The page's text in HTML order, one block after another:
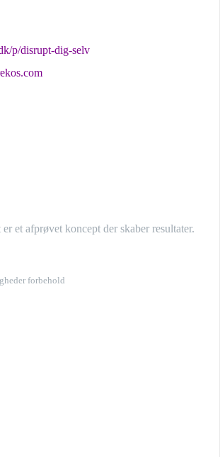
p/disrupt-dig-selv
et afprøvet koncept der skaber resultater.
forbehold